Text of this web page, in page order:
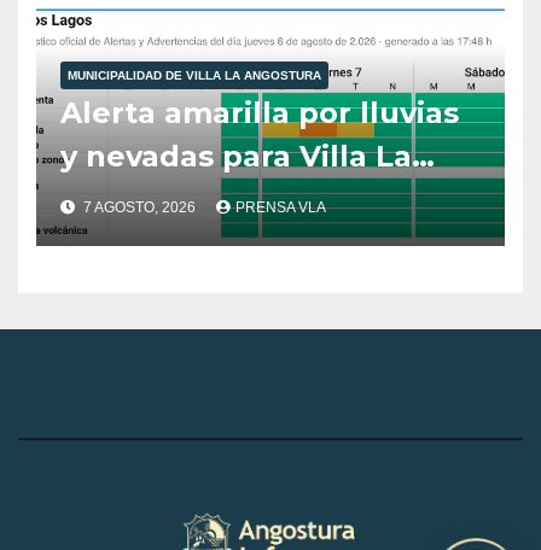
10:00 hs
MUNICIPALIDAD DE VILLA LA ANGOSTURA
Alerta amarilla por lluvias
y nevadas para Villa La
Angostura.
7 AGOSTO, 2026 PRENSA VLA